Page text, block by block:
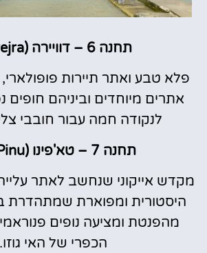
תחנה 6 – דוויירה (Dwejra)
פלא טבע ואתר תיירות
אתרים מיוחדים וביניהם
לנקודה חמה עבור חובבי
תחנה 7 – טא'פינו (Ta’ Pinu)
מקדש אייקוני שנחשב לאתר
היסטורית ומפוארת שמתהדרת
מהפנטת ומציעה נופים
הכפרי של האי גוזו.